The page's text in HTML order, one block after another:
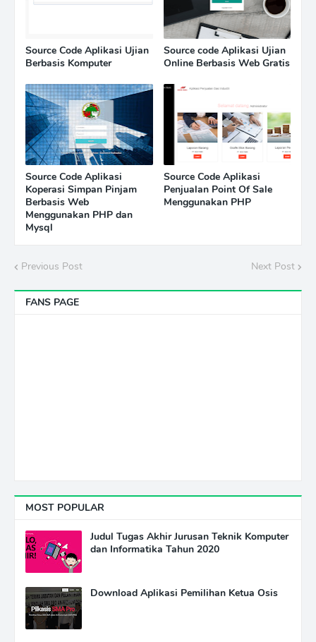
Source Code Aplikasi Ujian
Berbasis Komputer
Source code Aplikasi Ujian
Online Berbasis Web Gratis
Source Code Aplikasi
Koperasi Simpan Pinjam
Berbasis Web
Menggunakan PHP dan
Mysql
Source Code Aplikasi
Penjualan Point Of Sale
Menggunakan PHP
Previous Post Next Post
FANS PAGE
MOST POPULAR
Judul Tugas Akhir Jurusan Teknik Komputer
dan Informatika Tahun 2020
Download Aplikasi Pemilihan Ketua Osis